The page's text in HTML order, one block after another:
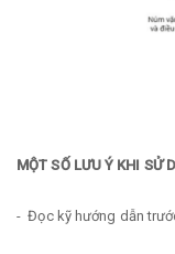
MỘT SỐ LƯU Ý KHI SỬ
- Đọc kỹ hướng dẫn